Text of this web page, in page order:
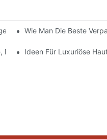
Verpackungslösungen
Wie Man Die Beste
Die Markentreue Fördern
Ideen Für Luxuriöse